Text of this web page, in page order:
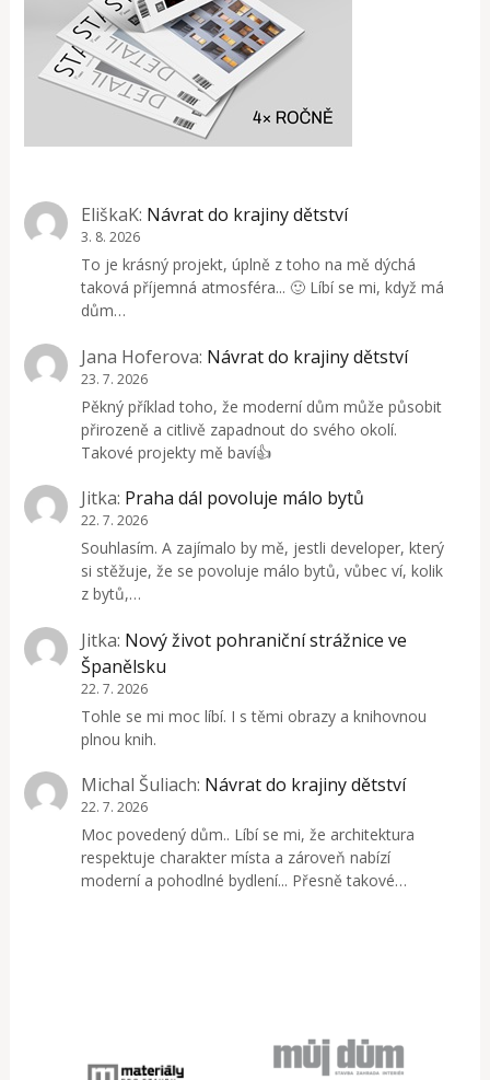
EliškaK: Návrat do krajiny dětství
3. 8. 2026
To je krásný projekt, úplně z toho na mě dýchá
taková příjemná atmosféra... 🙂 Líbí se mi, když má
dům…
Jana Hoferova: Návrat do krajiny dětství
23. 7. 2026
Pěkný příklad toho, že moderní dům může působit
přirozeně a citlivě zapadnout do svého okolí.
Takové projekty mě baví👍
Jitka: Praha dál povoluje málo bytů
22. 7. 2026
Souhlasím. A zajímalo by mě, jestli developer, který
si stěžuje, že se povoluje málo bytů, vůbec ví, kolik
z bytů,…
Jitka: Nový život pohraniční strážnice ve
Španělsku
22. 7. 2026
Tohle se mi moc líbí. I s těmi obrazy a knihovnou
plnou knih.
Michal Šuliach: Návrat do krajiny dětství
22. 7. 2026
Moc povedený dům.. Líbí se mi, že architektura
respektuje charakter místa a zároveň nabízí
moderní a pohodlné bydlení... Přesně takové…